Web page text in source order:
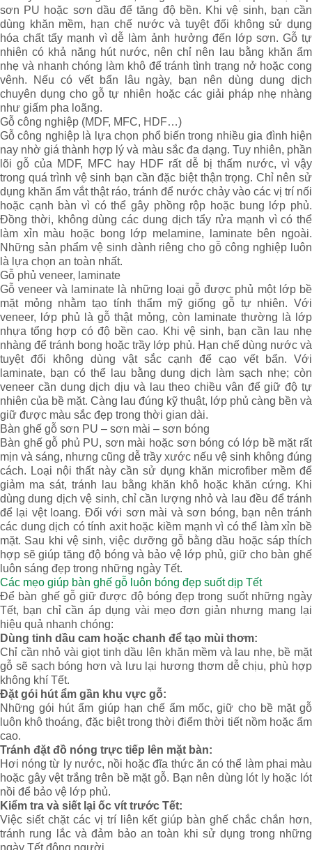
sơn PU hoặc sơn dầu để tăng độ bền. Khi vệ sinh, bạn cần
dùng khăn mềm, hạn chế nước và tuyệt đối không sử dụng
hóa chất tẩy mạnh vì dễ làm ảnh hưởng đến lớp sơn. Gỗ tự
nhiên có khả năng hút nước, nên chỉ nên lau bằng khăn ẩm
nhẹ và nhanh chóng làm khô để tránh tình trạng nở hoặc cong
vênh. Nếu có vết bẩn lâu ngày, bạn nên dùng dung dịch
chuyên dụng cho gỗ tự nhiên hoặc các giải pháp nhẹ nhàng
như giấm pha loãng.
Gỗ công nghiệp (MDF, MFC, HDF…)
Gỗ công nghiệp là lựa chọn phổ biến trong nhiều gia đình hiện
nay nhờ giá thành hợp lý và màu sắc đa dạng. Tuy nhiên, phần
lõi gỗ của MDF, MFC hay HDF rất dễ bị thấm nước, vì vậy
trong quá trình vệ sinh bạn cần đặc biệt thận trọng. Chỉ nên sử
dụng khăn ẩm vắt thật ráo, tránh để nước chảy vào các vị trí nối
hoặc cạnh bàn vì có thể gây phồng rộp hoặc bung lớp phủ.
Đồng thời, không dùng các dung dịch tẩy rửa mạnh vì có thể
làm xỉn màu hoặc bong lớp melamine, laminate bên ngoài.
Những sản phẩm vệ sinh dành riêng cho gỗ công nghiệp luôn
là lựa chọn an toàn nhất.
Gỗ phủ veneer, laminate
Gỗ veneer và laminate là những loại gỗ được phủ một lớp bề
mặt mỏng nhằm tạo tính thẩm mỹ giống gỗ tự nhiên. Với
veneer, lớp phủ là gỗ thật mỏng, còn laminate thường là lớp
nhựa tổng hợp có độ bền cao. Khi vệ sinh, bạn cần lau nhẹ
nhàng để tránh bong hoặc trầy lớp phủ. Hạn chế dùng nước và
tuyệt đối không dùng vật sắc cạnh để cạo vết bẩn. Với
laminate, bạn có thể lau bằng dung dịch làm sạch nhẹ; còn
veneer cần dung dịch dịu và lau theo chiều vân để giữ độ tự
nhiên của bề mặt. Càng lau đúng kỹ thuật, lớp phủ càng bền và
giữ được màu sắc đẹp trong thời gian dài.
Bàn ghế gỗ sơn PU – sơn mài – sơn bóng
Bàn ghế gỗ phủ PU, sơn mài hoặc sơn bóng có lớp bề mặt rất
mịn và sáng, nhưng cũng dễ trầy xước nếu vệ sinh không đúng
cách. Loại nội thất này cần sử dụng khăn microfiber mềm để
giảm ma sát, tránh lau bằng khăn khô hoặc khăn cứng. Khi
dùng dung dịch vệ sinh, chỉ cần lượng nhỏ và lau đều để tránh
để lại vệt loang. Đối với sơn mài và sơn bóng, bạn nên tránh
các dung dịch có tính axit hoặc kiềm mạnh vì có thể làm xỉn bề
mặt. Sau khi vệ sinh, việc dưỡng gỗ bằng dầu hoặc sáp thích
hợp sẽ giúp tăng độ bóng và bảo vệ lớp phủ, giữ cho bàn ghế
luôn sáng đẹp trong những ngày Tết.
Các mẹo giúp bàn ghế gỗ luôn bóng đẹp suốt dịp Tết
Để bàn ghế gỗ giữ được độ bóng đẹp trong suốt những ngày
Tết, bạn chỉ cần áp dụng vài mẹo đơn giản nhưng mang lại
hiệu quả nhanh chóng:
Dùng tinh dầu cam hoặc chanh để tạo mùi thơm:
Chỉ cần nhỏ vài giọt tinh dầu lên khăn mềm và lau nhẹ, bề mặt
gỗ sẽ sạch bóng hơn và lưu lại hương thơm dễ chịu, phù hợp
không khí Tết.
Đặt gói hút ẩm gần khu vực gỗ:
Những gói hút ẩm giúp hạn chế ẩm mốc, giữ cho bề mặt gỗ
luôn khô thoáng, đặc biệt trong thời điểm thời tiết nồm hoặc ẩm
cao.
Tránh đặt đồ nóng trực tiếp lên mặt bàn:
Hơi nóng từ ly nước, nồi hoặc đĩa thức ăn có thể làm phai màu
hoặc gây vệt trắng trên bề mặt gỗ. Bạn nên dùng lót ly hoặc lót
nồi để bảo vệ lớp phủ.
Kiểm tra và siết lại ốc vít trước Tết:
Việc siết chặt các vị trí liên kết giúp bàn ghế chắc chắn hơn,
tránh rung lắc và đảm bảo an toàn khi sử dụng trong những
ngày Tết đông người.